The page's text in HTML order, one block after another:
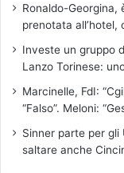
Ronaldo-Georgina,
prenotata all’hotel,
Investe un gruppo
Lanzo Torinese:
Marcinelle, FdI:
“Falso”. Meloni:
Sinner parte per
saltare anche